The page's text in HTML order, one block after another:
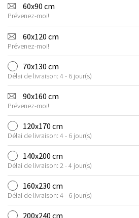
60x90 cm
Prévenez-moi!
60x120 cm
Prévenez-moi!
70x130 cm
Délai de livraison: 4 - 6 jour(s)
90x160 cm
Prévenez-moi!
120x170 cm
Délai de livraison: 4 - 6 jour(s)
140x200 cm
Délai de livraison: 2 - 4 jour(s)
160x230 cm
Délai de livraison: 4 - 6 jour(s)
200x240 cm